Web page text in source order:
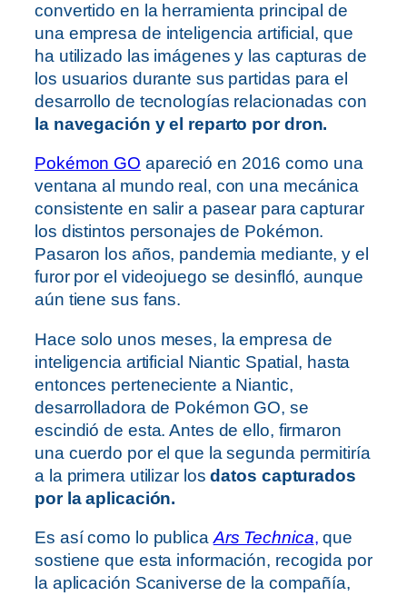
convertido en la herramienta principal de
una empresa de inteligencia artificial, que
ha utilizado las imágenes y las capturas de
los usuarios durante sus partidas para el
desarrollo de tecnologías relacionadas con
la navegación y el reparto por dron.
Pokémon GO apareció en 2016 como una
ventana al mundo real, con una mecánica
consistente en salir a pasear para capturar
los distintos personajes de Pokémon.
Pasaron los años, pandemia mediante, y el
furor por el videojuego se desinfló, aunque
aún tiene sus fans.
Hace solo unos meses, la empresa de
inteligencia artificial Niantic Spatial, hasta
entonces perteneciente a Niantic,
desarrolladora de Pokémon GO, se
escindió de esta. Antes de ello, firmaron
una cuerdo por el que la segunda permitiría
a la primera utilizar los datos capturados
por la aplicación.
Es así como lo publicaArs Technica, que
sostiene que esta información, recogida por
la aplicación Scaniverse de la compañía,